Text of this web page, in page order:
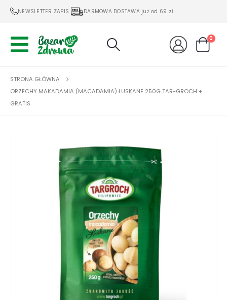
NEWSLETTER ZAPIS DARMOWA DOSTAWA już od 69 zł
0
STRONA GŁÓWNA
ORZECHY MAKADAMIA (MACADAMIA) ŁUSKANE 250G TAR-GROCH +
GRATIS